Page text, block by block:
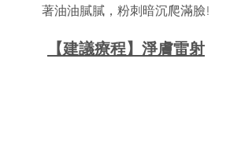
著油油膩膩，粉刺暗沉爬滿臉!
【建議療程】淨膚雷射